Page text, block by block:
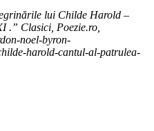
lui Childe Harold –
.” Clasici, Poezie.ro,
noel-byron-
harold-cantul-al-patrulea-